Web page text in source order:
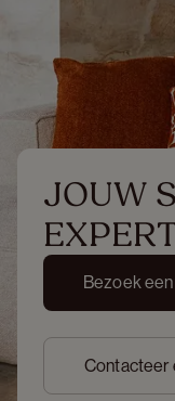
JOUW
Bezoek
Contacteer